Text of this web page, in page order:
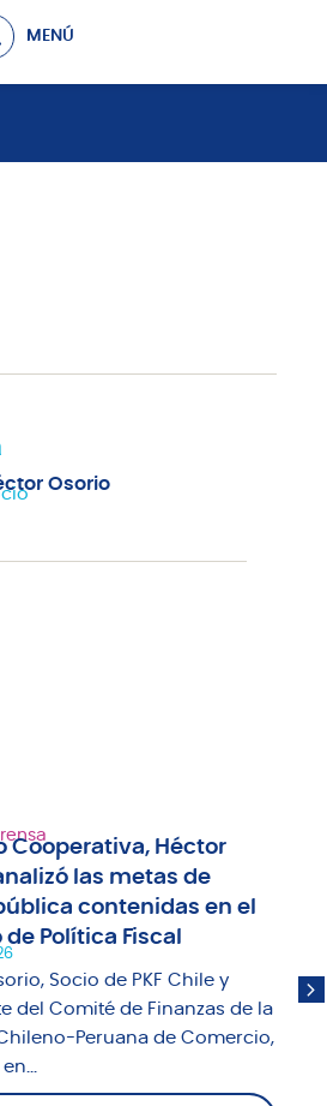
MENÚ
Osorio
Cooperativa, Héctor
las metas de
contenidas en el
Política Fiscal
Socio de PKF Chile y
del Comité de Finanzas de la
Peruana de Comercio,
El